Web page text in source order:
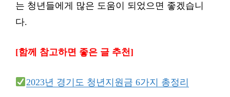
는 청년들에게 많은 도움이 되었으면 좋겠습니
다.
[함께 참고하면 좋은 글 추천]
2023년 경기도 청년지원금 6가지 총정리